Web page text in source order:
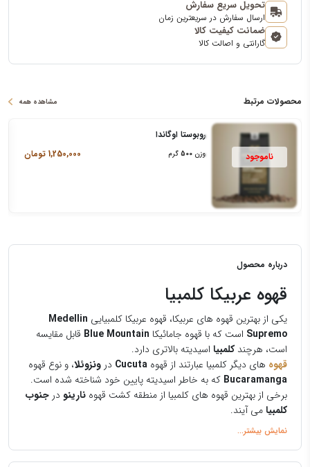
تحویل سریع سفارش
ارسال سفارش در سریعترین زمان
ضمانت کیفیت کالا
گارانتی و اصالت کالا
محصولات مرتبط مشاهده همه
روبوستا اوگاندا
وزن 500 گرم 1,250,000 تومان
درباره محصول
قهوه عربیکا کلمبیا
یکی از بهترین قهوه های عربیکا، قهوه عربیکا کلمبیایی Medellin
Supremo است که با قهوه جامائیکا Blue Mountain قابل مقایسه
است، هرچندکلمبیا اسیدیته بالاتری دارد.
قهوه های دیگر کلمبیا عبارتند از قهوه Cucuta در ونزوئلا، و نوع قهوه
Bucaramanga که به خاطر اسیدیته پایین خود شناخته شده است.
برخی از بهترین قهوه های کلمبیا از منطقه کشت قهوه نارینو در جنوب
کلمبیا می آیند.
خرید قهوه فله
کاربرد قهوه عربیکا کلمبیا